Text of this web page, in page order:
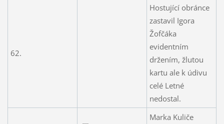
62.
Hostující obránce
zastavil Igora
Žofčáka
evidentním
držením, žlutou
kartu ale k údivu
celé Letné
nedostal.
Marka Kuliče